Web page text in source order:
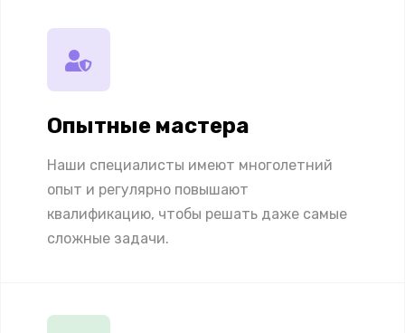
Опытные мастера
Наши специалисты имеют многолетний
опыт и регулярно повышают
квалификацию, чтобы решать даже самые
сложные задачи.